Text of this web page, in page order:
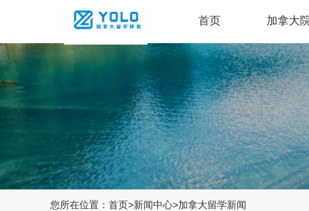
首页 加拿大
您所在位置： 首页>新闻中心>加拿大留学新闻